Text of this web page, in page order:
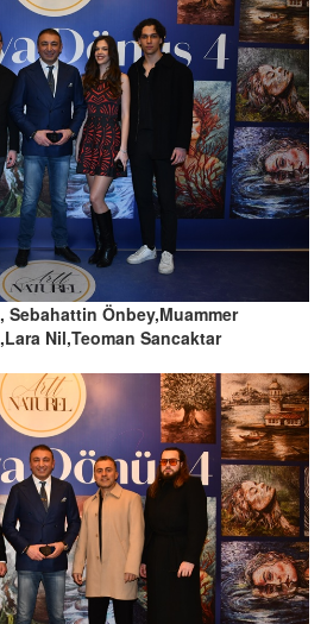
Sebahattin Önbey,Muammer
Nil,Teoman Sancaktar